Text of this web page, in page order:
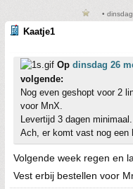
•
Kaatje1
Op dinsdag 26
volgende:
Nog even geshopt voor 2
voor MnX.
Levertijd 3 dagen minimaal.
Ach, er komt vast nog een
Volgende week regen en
Vest erbij bestellen voor